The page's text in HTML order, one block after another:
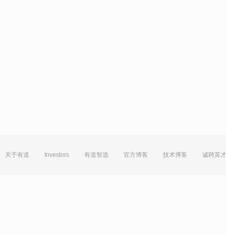
关于有道 Investors 有道智选 官方博客 技术博客 诚聘英才